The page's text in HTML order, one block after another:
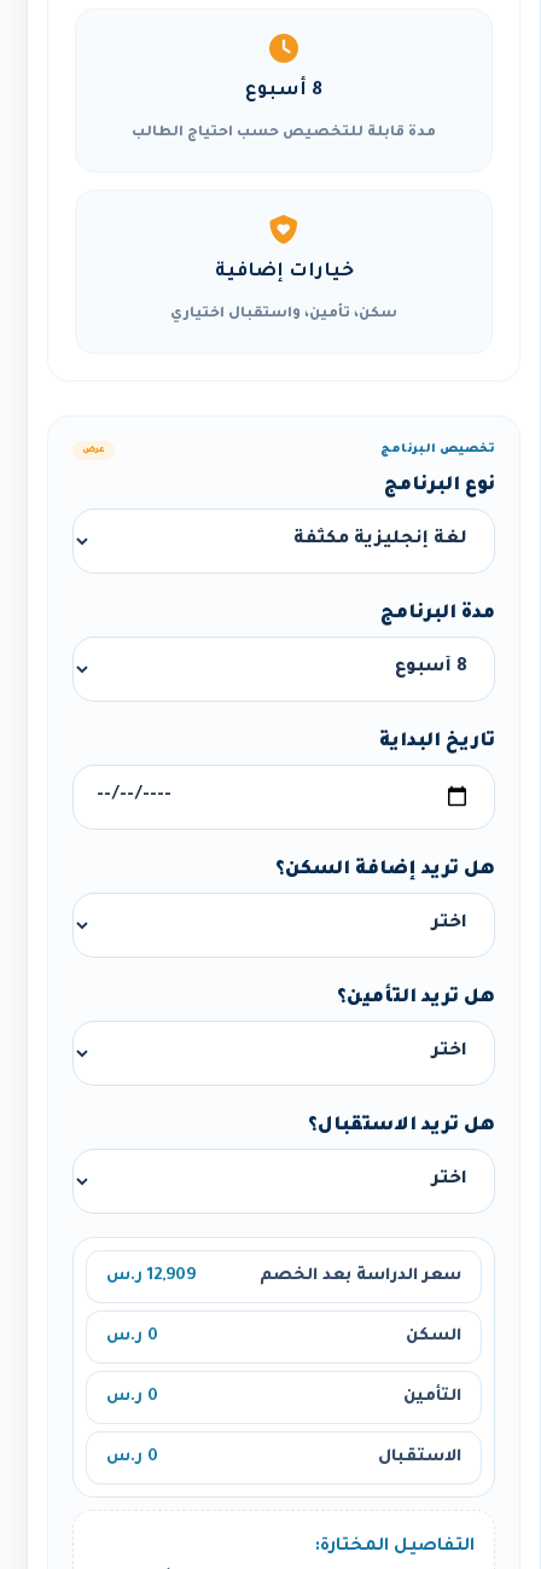
8 أسبوع
مدة قابلة للتخصيص حسب احتياج الطالب
خيارات إضافية
سكن، تأمين، واستقبال اختياري
تخصيص البرنامج عرض
نوع البرنامج
مدة البرنامج
تاريخ البداية
هل تريد إضافة السكن؟
هل تريد التأمين؟
هل تريد الاستقبال؟
سعر الدراسة بعد الخصم 12,909 ر.س
السكن 0 ر.س
التأمين 0 ر.س
الاستقبال 0 ر.س
التفاصيل المختارة: